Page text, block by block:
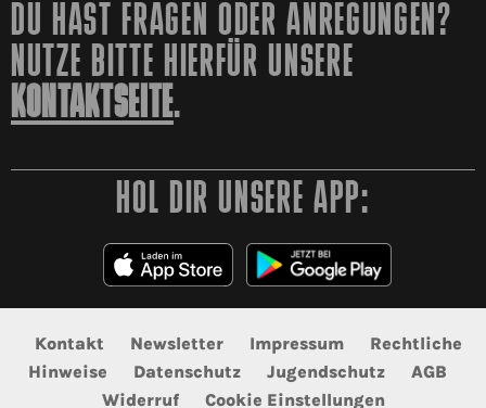
DU HAST FRAGEN ODER ANREGUNGEN?
NUTZE BITTE HIERFÜR UNSERE
KONTAKTSEITE.
HOL DIR UNSERE APP:
Kontakt Newsletter Impressum
Rechtliche
Hinweise
Datenschutz Jugendschutz
AGB
Widerruf
Cookie Einstellungen